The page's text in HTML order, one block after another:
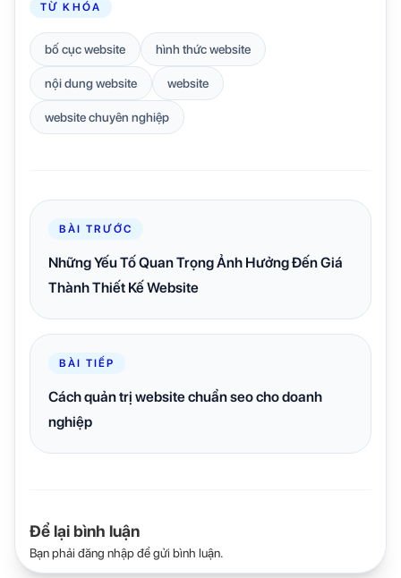
TỪ KHÓA
bố cục website hình thức website
nội dung website website
website chuyên nghiệp
BÀI TRƯỚC
Những Yếu Tố Quan Trọng Ảnh Hưởng Đến Giá
Thành Thiết Kế Website
BÀI TIẾP
Cách quản trị website chuẩn seo cho doanh
nghiệp
Để lại bình luận
Bạn phải đăng nhậpđể gửi bình luận.